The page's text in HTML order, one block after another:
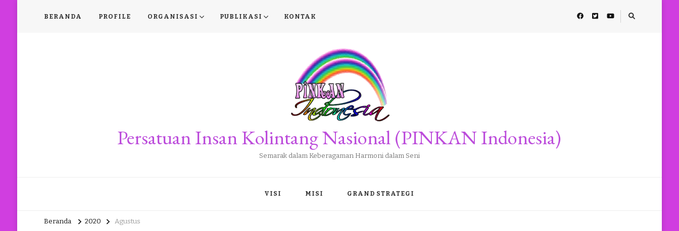
BERANDA PROFILE ORGANISASI PUBLIKASI KONTAK
Persatuan Insan Kolintang Nasional (PINKAN Indonesia)
Semarak dalam Keberagaman Harmoni dalam Seni
VISI MISI GRAND STRATEGI
Beranda 2020 Agustus